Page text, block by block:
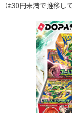
2026.2.5
2026.1.25
2026.1.15
2026.1.5
2025.12.25
2025.12.15
2025.12.5
2025.11.25
2025.11.15
は30円未満で推移し